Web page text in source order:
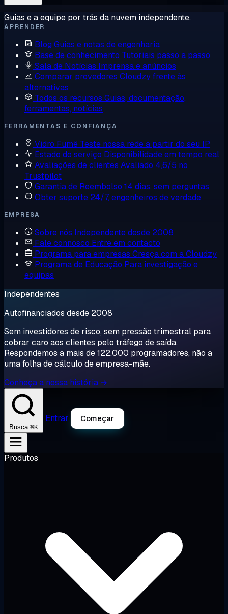
Guias e a equipe por trás da nuvem independente.
APRENDER
Blog Guias e notas de engenharia
Base de conhecimento Tutoriais passo a passo
Sala de Notícias Imprensa e anúncios
Comparar provedores Cloudzy frente às
alternativas
Todos os recursos Guias, documentação,
ferramentas, notícias
FERRAMENTAS E CONFIANÇA
Vidro Fumê Teste nossa rede a partir do seu IP
Estado do serviço Disponibilidade em tempo real
Avaliações de clientes Avaliado 4,6/5 no
Trustpilot
Garantia de Reembolso 14 dias, sem perguntas
Obter suporte 24/7, engenheiros de verdade
EMPRESA
Sobre nós Independente desde 2008
Fale connosco Entre em contacto
Programa para empresas Cresça com a Cloudzy
Programa de Educação Para investigação e
equipas
Independentes
Autofinanciados desde 2008
Sem investidores de risco, sem pressão trimestral para
cobrar caro aos clientes pelo tráfego de saída.
Respondemos a mais de 122.000 programadores, não a
uma folha de cálculo de empresa-mãe.
Conheça a nossa história →
Busca ⌘K
Entrar Começar
Produtos